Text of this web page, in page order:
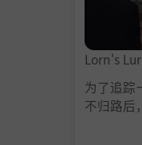
Lorn's
为了追踪
不归路后